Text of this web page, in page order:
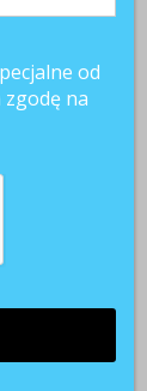
od
zgodę na